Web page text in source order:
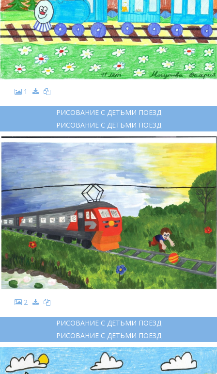
1
РИСОВАНИЕ С ДЕТЬМИ ПОЕЗД
РИСОВАНИЕ С ДЕТЬМИ ПОЕЗД
2
РИСОВАНИЕ С ДЕТЬМИ ПОЕЗД
РИСОВАНИЕ С ДЕТЬМИ ПОЕЗД